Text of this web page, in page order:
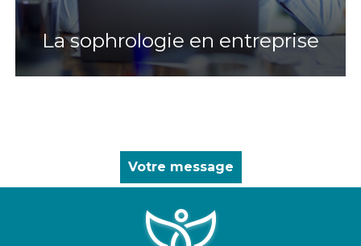
La sophrologie en entreprise
Votre message